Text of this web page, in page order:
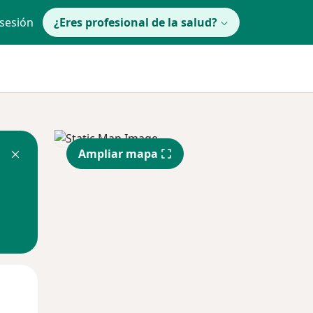
¿Eres profesional de la salud?
Ampliar mapa